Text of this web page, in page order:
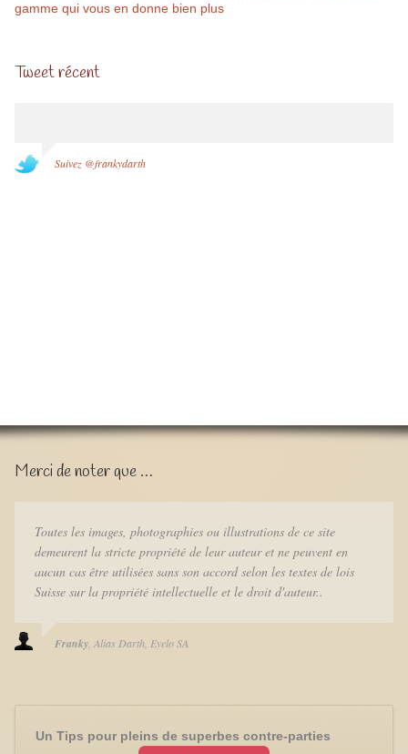
gamme qui vous en donne bien plus
Tweet récent
Suivez @frankydarth
Merci de noter que …
Toutes les images, photographies ou illustrations de ce site
demeurent la stricte propriété de leur auteur et ne peuvent en
aucun cas être utilisées sans son accord selon les textes de lois
Suisse sur la propriété intellectuelle et le droit d'auteur..
Franky Alias Darth Eyelo SA
Un Tips pour pleins de superbes contre-parties